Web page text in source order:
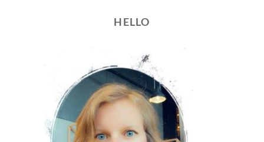
HELLO